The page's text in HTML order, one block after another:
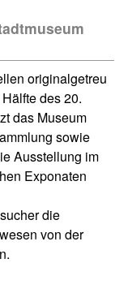
originalgetreu
des 20.
das Museum
sowie
Ausstellung im
Exponaten
die
von der